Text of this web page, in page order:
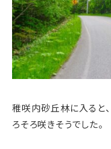
稚咲内砂丘林に入ると
ろそろ咲きそうでした。